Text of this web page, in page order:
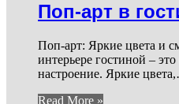
Поп-арт в
Поп-арт: Яркие цвета и
интерьере гостиной –
настроение. Яркие
Read More »